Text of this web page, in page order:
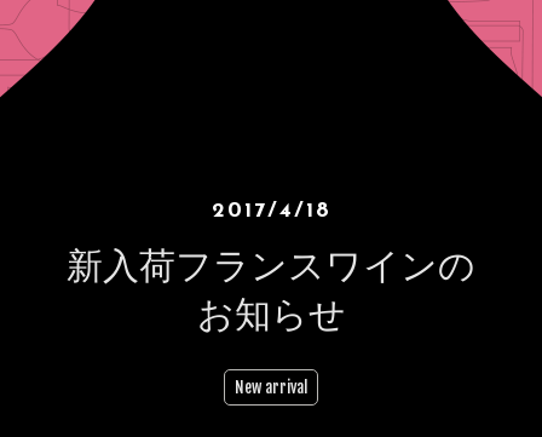
2017/4/18
新入荷フランスワインの
お知らせ
New arrival